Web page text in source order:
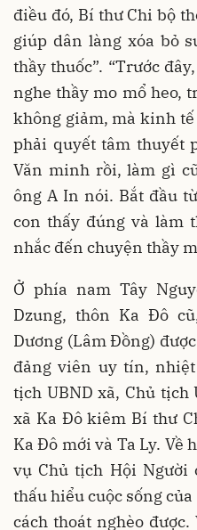
điều đó, Bí thư Chi bộ
giúp dân làng xóa bỏ
thầy thuốc”. “Trước
nghe thầy mo mổ heo,
không giảm, mà kinh
phải quyết tâm thuyết
Văn minh rồi, làm gì
ông A In nói. Bắt đầu
con thấy đúng và làm
nhắc đến chuyện thầy
Ở phía nam Tây
Dzung, thôn Ka Đô
Dương (Lâm Đồng)
đảng viên uy tín,
tịch UBND xã, Chủ
xã Ka Đô kiêm Bí thư
Ka Đô mới và Ta Ly. Về
vụ Chủ tịch Hội Người
thấu hiểu cuộc sống
cách thoát nghèo